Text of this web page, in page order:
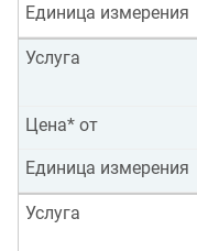
Единица измерения
Услуга
Цена* от
Единица измерения
Услуга